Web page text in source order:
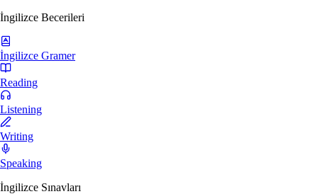
İngilizce Becerileri
İngilizce Gramer
Reading
Listening
Writing
Speaking
İngilizce Sınavları